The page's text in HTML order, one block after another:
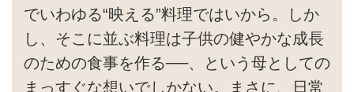
でいわゆる“映える”料理ではいから。しか
し、そこに並ぶ料理は子供の健やかな成長
のための食事を作る──、という母としての
まっすぐな想いでしかない。まさに、日常